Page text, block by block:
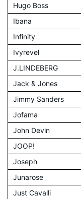
Hugo Boss
Ibana
Infinity
Ivyrevel
J.LINDEBERG
Jack & Jones
Jimmy Sanders
Jofama
John Devin
JOOP!
Joseph
Junarose
Just Cavalli